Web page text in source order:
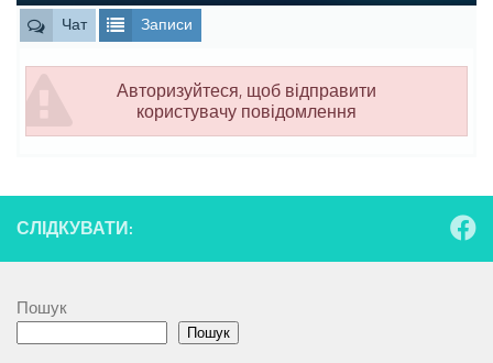
Чат Записи
Авторизуйтеся, щоб відправити
користувачу повідомлення
СЛІДКУВАТИ:
Пошук
Пошук